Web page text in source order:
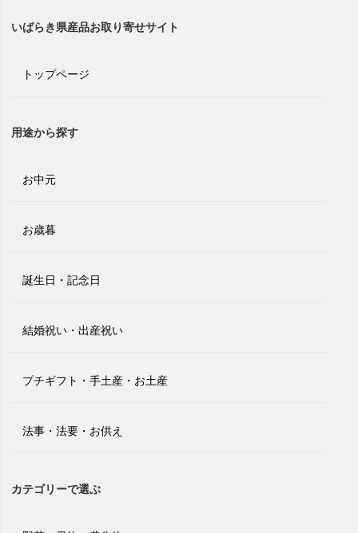
いばらき県産品お取り寄せサイト
トップページ
用途から探す
お中元
お歳暮
誕生日・記念日
結婚祝い・出産祝い
プチギフト・手土産・お土産
法事・法要・お供え
カテゴリーで選ぶ